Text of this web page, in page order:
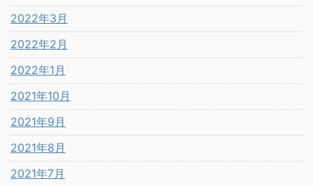
2022年3月
2022年2月
2022年1月
2021年10月
2021年9月
2021年8月
2021年7月